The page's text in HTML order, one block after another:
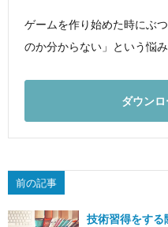
ゲームを作り始めた時にぶ
のか分からない」という悩
ダウン
前の記事
技術習得をする